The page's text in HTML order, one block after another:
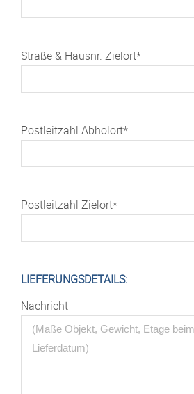
Straße & Hausnr. Zielort*
Postleitzahl Abholort*
Postleitzahl Zielort*
LIEFERUNGSDETAILS:
Nachricht